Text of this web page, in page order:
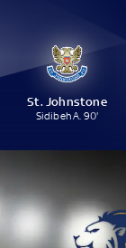
St. Johnstone
Sidibeh A. 90'